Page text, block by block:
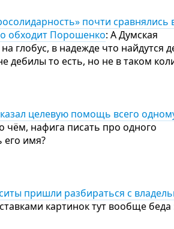
почти сравнялись
обходит Порошенко: А Думская
глобус, в надежде что найдутся
дебилы то есть, но не в таком
целевую помощь всего
чём, нафига писать про одного
его имя?
пришли разбираться с
картинок тут вообще беда